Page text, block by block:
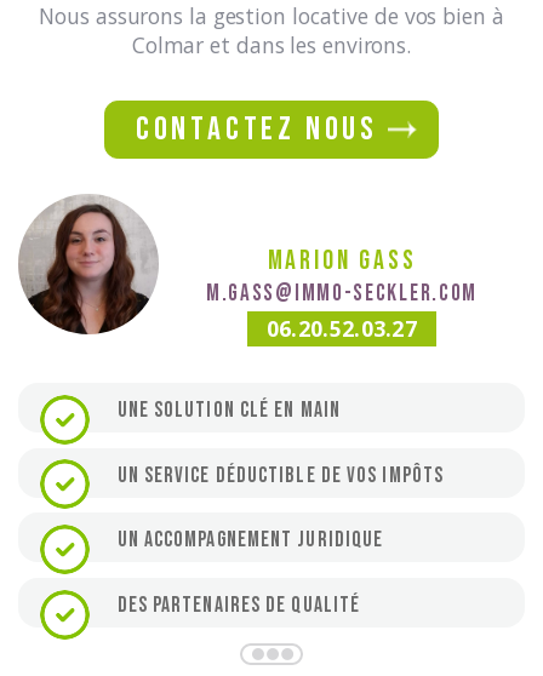
Nous assurons la gestion locative de vos bien à
Colmar et dans les environs.
contactez nous
Marion Gass
m.gass@immo-seckler.com
06.20.52.03.27
Une solution clé en main
Un service déductible de vos impôts
Un accompagnement juridique
Des partenaires de qualité